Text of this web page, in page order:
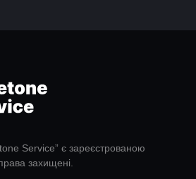
Service” є зареєстрованою
захищені.